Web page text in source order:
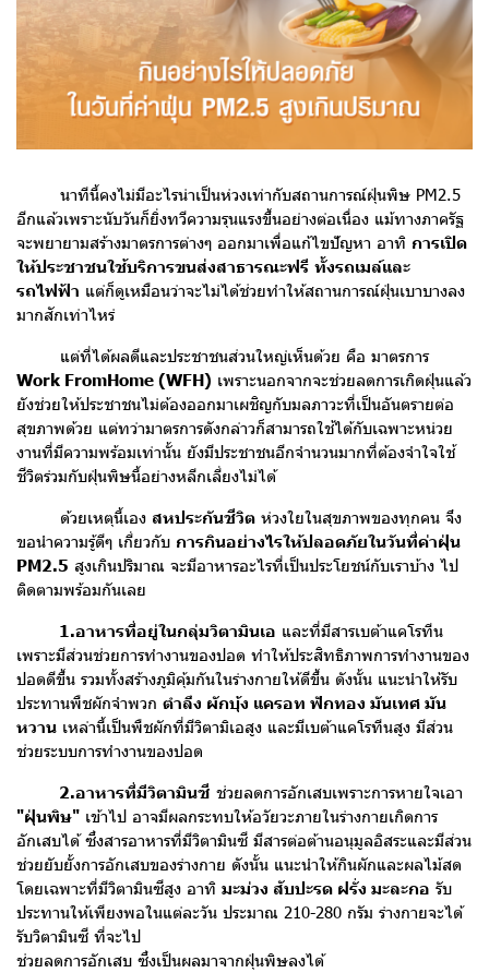
นาทีนี้คงไม่มีอะไรน่าเป็นห่วงเท่ากับสถานการณ์ฝุ่นพิษ PM2.5
อีกแล้วเพราะนับวันก็ยิ่งทวีความรุนแรงขึ้นอย่างต่อเนื่อง แม้ทางภาครัฐ
จะพยายามสร้างมาตรการต่างๆ ออกมาเพื่อแก้ไขปัญหา อาทิ การเปิด
ให้ประชาชนใช้บริการขนส่งสาธารณะฟรี ทั้งรถเมล์และ
รถไฟฟ้า แต่ก็ดูเหมือนว่าจะไม่ได้ช่วยทำให้สถานการณ์ฝุ่นเบาบางลง
มากสักเท่าไหร่
แต่ที่ได้ผลดีและประชาชนส่วนใหญ่เห็นด้วย คือ มาตรการ
Work FromHome (WFH) เพราะนอกจากจะช่วยลดการเกิดฝุ่นแล้ว
ยังช่วยให้ประชาชนไม่ต้องออกมาเผชิญกับมลภาวะที่เป็นอันตรายต่อ
สุขภาพด้วย แต่ทว่ามาตรการดังกล่าวก็สามารถใช้ได้กับเฉพาะหน่วย
งานที่มีความพร้อมเท่านั้น ยังมีประชาชนอีกจำนวนมากที่ต้องจำใจใช้
ชีวิตร่วมกับฝุ่นพิษนี้อย่างหลีกเลี่ยงไม่ได้
ด้วยเหตุนี้เอง สหประกันชีวิต ห่วงใยในสุขภาพของทุกคน จึง
ขอนำความรู้ดีๆ เกี่ยวกับ การกินอย่างไรให้ปลอดภัยในวันที่ค่าฝุ่น
PM2.5 สูงเกินปริมาณ จะมีอาหารอะไรที่เป็นประโยชน์กับเราบ้าง ไป
ติดตามพร้อมกันเลย
1.อาหารที่อยู่ในกลุ่มวิตามินเอ และที่มีสารเบต้าแคโรทีน
เพราะมีส่วนช่วยการทำงานของปอด ทำให้ประสิทธิภาพการทำงานของ
ปอดดีขึ้น รวมทั้งสร้างภูมิคุ้มกันในร่างกายให้ดีขึ้น ดังนั้น แนะนำให้รับ
ประทานพืชผักจำพวก ตำลึง ผักบุ้ง แครอท ฟักทอง มันเทศ มัน
หวาน เหล่านี้เป็นพืชผักที่มีวิตามิเอสูง และมีเบต้าแคโรทีนสูง มีส่วน
ช่วยระบบการทำงานของปอด
2.อาหารที่มีวิตามินซี ช่วยลดการอักเสบเพราะการหายใจเอา
"ฝุ่นพิษ" เข้าไป อาจมีผลกระทบให้อวัยวะภายในร่างกายเกิดการ
อักเสบได้ ซึ่งสารอาหารที่มีวิตามินซี มีสารต่อต้านอนุมูลอิสระและมีส่วน
ช่วยยับยั้งการอักเสบของร่างกาย ดังนั้น แนะนำให้กินผักและผลไม้สด
โดยเฉพาะที่มีวิตามินซีสูง อาทิ มะม่วง สับปะรด ฝรั่ง มะละกอ รับ
ประทานให้เพียงพอในแต่ละวัน ประมาณ 210-280 กรัม ร่างกายจะได้
รับวิตามินซี ที่จะไป
ช่วยลดการอักเสบ ซึ่งเป็นผลมาจากฝุ่นพิษลงได้